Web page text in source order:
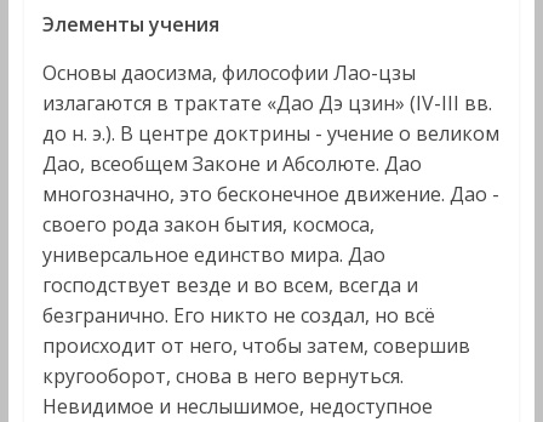
Элементы учения
Основы даосизма, философии Лао-цзы
излагаются в трактате «Дао Дэ цзин» (IV-III вв.
до н. э.). В центре доктрины - учение о великом
Дао, всеобщем Законе и Абсолюте. Дао
многозначно, это бесконечное движение. Дао -
своего рода закон бытия, космоса,
универсальное единство мира. Дао
господствует везде и во всем, всегда и
безгранично. Его никто не создал, но всё
происходит от него, чтобы затем, совершив
кругооборот, снова в него вернуться.
Невидимое и неслышимое, недоступное